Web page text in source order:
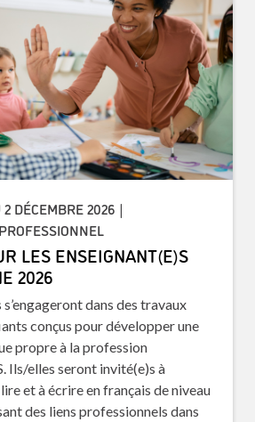
DÉCEMBRE 2026 |
LES ENSEIGNANT(E)S
2026
dans des travaux
conçus pour développer une
propre à la profession
Ils/elles seront invité(e)s à
et à écrire en français de niveau
des liens professionnels dans